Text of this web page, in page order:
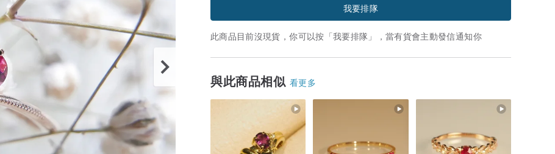
我要排隊
此商品目前沒現貨，你可以按「我要排隊」，當有貨會主動發信通知你
與此商品相似 看更多